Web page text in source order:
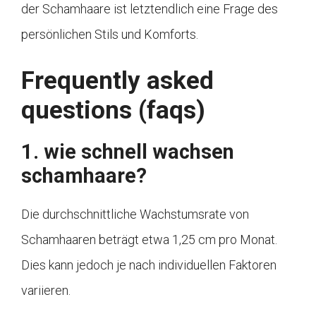
der Schamhaare ist letztendlich eine Frage des
persönlichen Stils und Komforts.
Frequently asked
questions (faqs)
1. wie schnell wachsen
schamhaare?
Die durchschnittliche Wachstumsrate von
Schamhaaren beträgt etwa 1,25 cm pro Monat.
Dies kann jedoch je nach individuellen Faktoren
variieren.